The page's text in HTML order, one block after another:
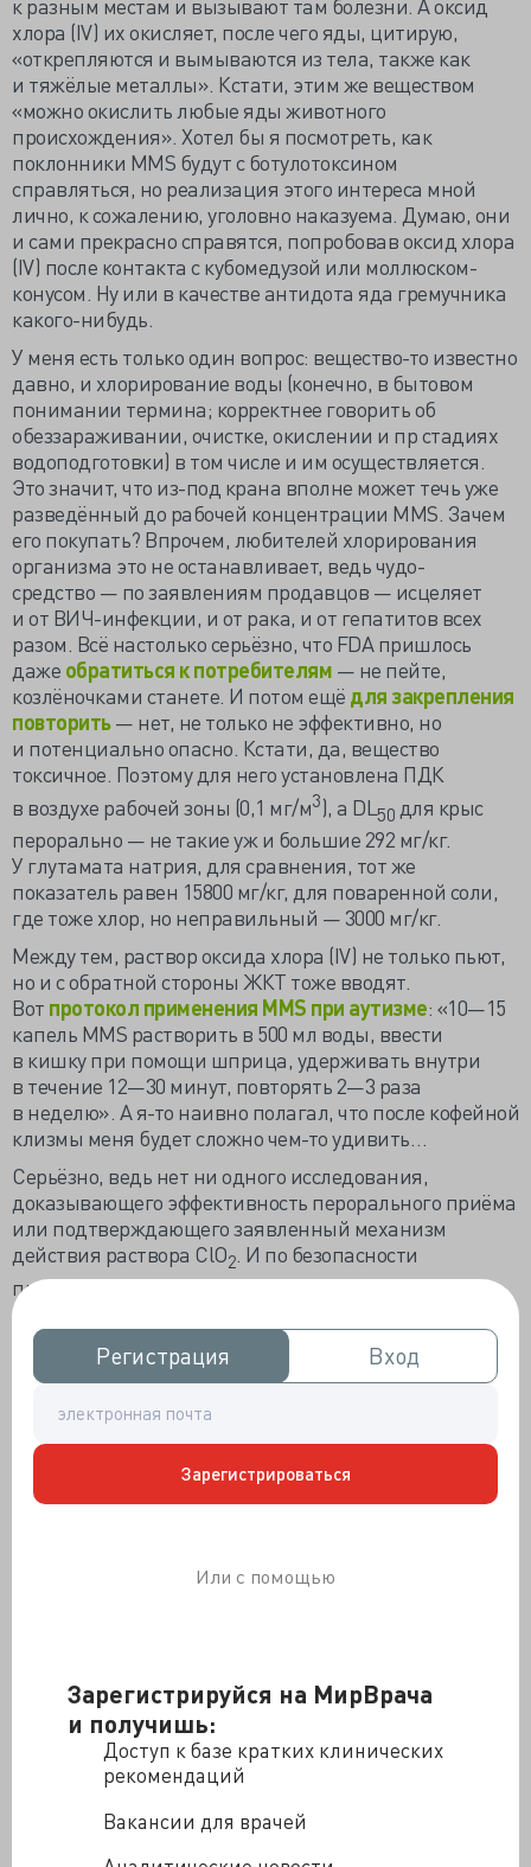
Зарегистрируйся на МирВрача
и получишь:
Доступ к базе кратких клинических
рекомендаций
Вакансии для врачей
Регистрация
Регистрация Вход
Вход
Зарегистрироваться
Или с помощью
хлора (IV) их окисляет, после чего яды, цитирую,
«открепляются и вымываются из тела, также как
и тяжёлые металлы». Кстати, этим же веществом
«можно окислить любые яды животного
происхождения». Хотел бы я посмотреть, как
поклонники MMS будут с ботулотоксином
справляться, но реализация этого интереса мной
лично, к сожалению, уголовно наказуема. Думаю, они
и сами прекрасно справятся, попробовав оксид хлора
(IV) после контакта с кубомедузой или моллюском-
конусом. Ну или в качестве антидота яда гремучника
какого-нибудь.
У меня есть только один вопрос: вещество-то известно
давно, и хлорирование воды (конечно, в бытовом
понимании термина; корректнее говорить об
обеззараживании, очистке, окислении и пр стадиях
водоподготовки) в том числе и им осуществляется.
Это значит, что из-под крана вполне может течь уже
разведённый до рабочей концентрации MMS. Зачем
его покупать? Впрочем, любителей хлорирования
организма это не останавливает, ведь чудо-
средство — по заявлениям продавцов — исцеляет
и от ВИЧ-инфекции, и от рака, и от гепатитов всех
разом. Всё настолько серьёзно, что FDA пришлось
даже обратиться к потребителям — не пейте,
козлёночками станете. И потом ещё для закрепления
повторить— нет, не только не эффективно, но
и потенциально опасно. Кстати, да, вещество
токсичное. Поэтому для него установлена ПДК
в воздухе рабочей зоны (0,1 мг/м3), а DL 50 для крыс
перорально — не такие уж и большие 292 мг/кг.
У глутамата натрия, для сравнения, тот же
показатель равен 15800 мг/кг, для поваренной соли,
где тоже хлор, но неправильный — 3000 мг/кг.
Между тем, раствор оксида хлора (IV) не только пьют,
но и с обратной стороны ЖКТ тоже вводят.
Вот протокол применения MMS при аутизме: «10—15
капель MMS растворить в 500 мл воды, ввести
в кишку при помощи шприца, удерживать внутри
в течение 12—30 минут, повторять 2—3 раза
в неделю». А я-то наивно полагал, что после кофейной
клизмы меня будет сложно чем-то удивить…
Серьёзно, ведь нет ни одного исследования,
доказывающего эффективность перорального приёма
или подтверждающего заявленный механизм
действия раствора ClO2 . И по безопасности
применяемых доз — тоже, между прочим. Но MMS
расходится как горячие пирожки, в русскоязычном
сегменте в соответствующих группах только
и спрашивают — как заказать, да как купить,
желательно с доставкой. И делятся рецептами —
в каком соотношении смешивать для разных
заболеваний. У нас его в основном продвигают как
средство от рака на любых стадиях. Даже не буду
ссылаться на этих — прямо скажем — подонков, или
Самое интересное в этой истории — продолжение.
возбудителей оболочка образуется при ношении
примерно вот такого бейджика:
Злой критик: MMS и хлорка творогом. Илл. 3.